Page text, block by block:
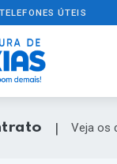
TELEFONES ÚTEIS
| Veja os